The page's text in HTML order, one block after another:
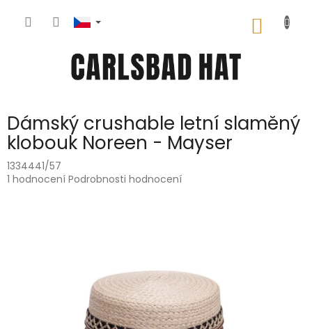
Dámský crushable letní slaměný
klobouk Noreen - Mayser
1334441/57
Průměrné
1 hodnocení Podrobnosti hodnocení